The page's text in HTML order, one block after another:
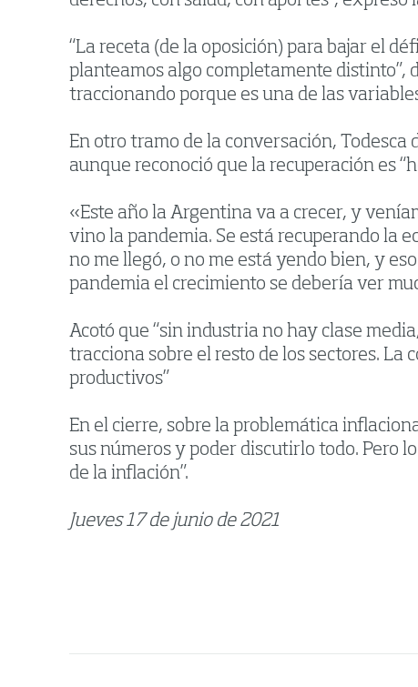
“La receta (de la oposición) para bajar el
planteamos algo completamente distinto”,
traccionando porque es una de las
En otro tramo de la conversación,
aunque reconoció que la recuperación es
«Este año la Argentina va a crecer, y
vino la pandemia. Se está recuperando la
no me llegó, o no me está yendo bien, y
pandemia el crecimiento se debería ver
Acotó que “sin industria no hay clase
tracciona sobre el resto de los sectores.
productivos”
En el cierre, sobre la problemática
sus números y poder discutirlo todo. Pero
de la inflación”.
Jueves 17 de junio de 2021